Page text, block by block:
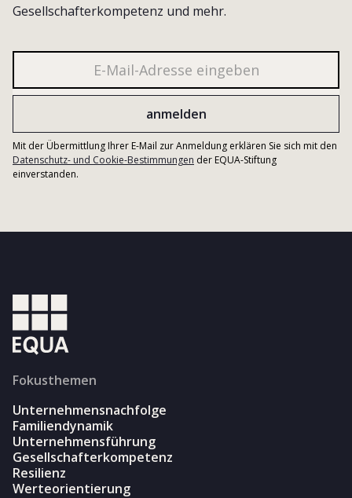
Gesellschafterkompetenz und mehr.
Mit der Übermittlung Ihrer E-Mail zur Anmeldung erklären Sie sich mit den
Datenschutz- und Cookie-Bestimmungen der EQUA-Stiftung
einverstanden.
Fokusthemen
Unternehmensnachfolge
Familiendynamik
Unternehmensführung
Gesellschafterkompetenz
Resilienz
Werteorientierung